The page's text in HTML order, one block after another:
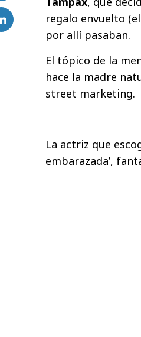
regalo envuelto
por allí pasaban.
El tópico de la
hace la madre
street marketing.
La actriz que
embarazada’,